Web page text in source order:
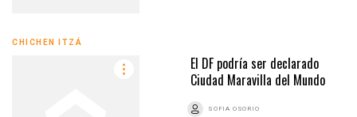
CHICHEN ITZÁ
El DF podría ser declarado
Ciudad Maravilla del Mundo
SOFIA OSORIO